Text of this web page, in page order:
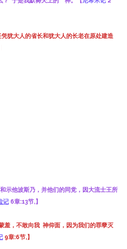
犹大人的省长和犹大人的长老在原处建造
示他波斯乃，并他们的同党，因大流士王所
记 6章:13节,】
羞，不敢向我 神仰面，因为我们的罪孽灭
9章:6节,】